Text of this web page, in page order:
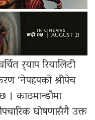
र्‍याप रियालिटी
‘नेपहपको श्रीपेच
काठमान्डौमा
घोषणासँगै उक्त